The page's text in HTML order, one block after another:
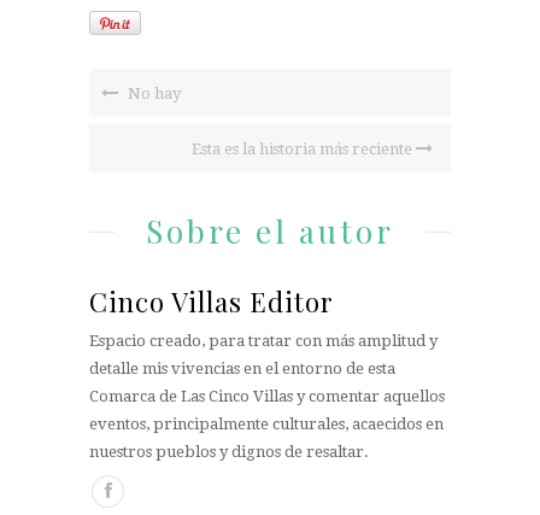
No hay
Esta es la historia más reciente
Sobre el autor
Cinco Villas Editor
Espacio creado, para tratar con más amplitud y
detalle mis vivencias en el entorno de esta
Comarca de Las Cinco Villas y comentar aquellos
eventos, principalmente culturales, acaecidos en
nuestros pueblos y dignos de resaltar.